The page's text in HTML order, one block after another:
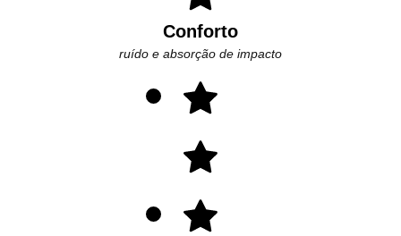
Conforto
ruído e absorção de impacto